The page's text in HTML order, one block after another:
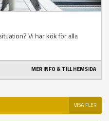
Vi har kök för alla
MER INFO & TILL HEMSIDA
VISA FLER